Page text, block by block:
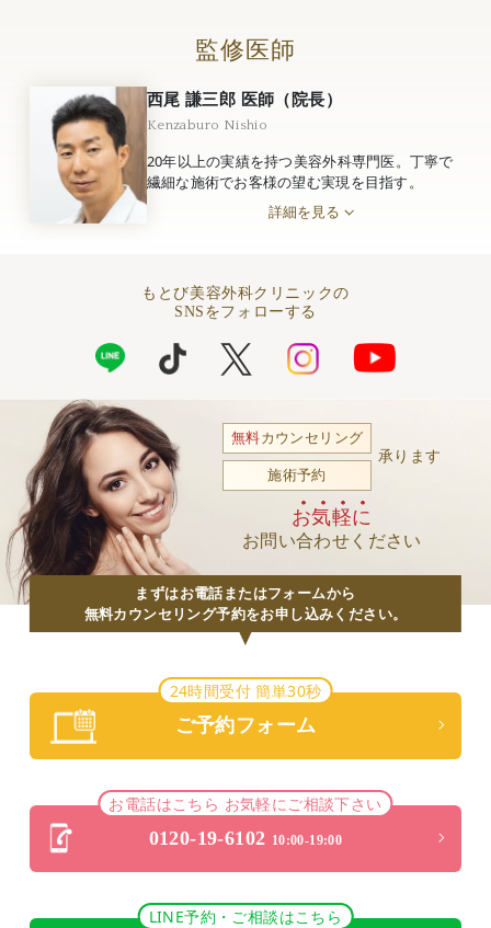
監修医師
西尾 謙三郎 医師（院長）
Kenzaburo Nishio
20年以上の実績を持つ美容外科専門医。丁寧で
繊細な施術でお客様の望む実現を目指す。
詳細を見る
もとび美容外科クリニックの
SNSをフォローする
無料カウンセリング
施術予約
承ります
お気軽に
お問い合わせください
まずはお電話またはフォームから
無料カウンセリング予約をお申し込みください。
24時間受付 簡単30秒
ご予約フォーム
お電話はこちら お気軽にご相談下さい
0120-19-6102 10:00-19:00
LINE予約・ご相談はこちら